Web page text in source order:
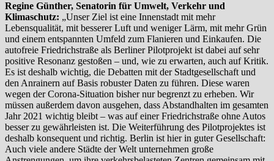
Regine Günther, Senatorin für Umwelt, Verkehr und
Klimaschutz: „Unser Ziel ist eine Innenstadt mit mehr
Lebensqualität, mit besserer Luft und weniger Lärm, mit mehr Grün
und einem entspannten Umfeld zum Flanieren und Einkaufen. Die
autofreie Friedrichstraße als Berliner Pilotprojekt ist dabei auf sehr
positive Resonanz gestoßen – und, wie zu erwarten, auch auf Kritik.
Es ist deshalb wichtig, die Debatten mit der Stadtgesellschaft und
den Anrainern auf Basis robuster Daten zu führen. Diese waren
wegen der Corona-Situation bisher nur begrenzt zu erheben. Wir
müssen außerdem davon ausgehen, dass Abstandhalten im gesamten
Jahr 2021 wichtig bleibt – was auf einer Friedrichstraße ohne Autos
besser zu gewährleisten ist. Die Weiterführung des Pilotprojektes ist
deshalb konsequent und richtig. Berlin ist hier in guter Gesellschaft:
Auch viele andere Städte der Welt unternehmen große